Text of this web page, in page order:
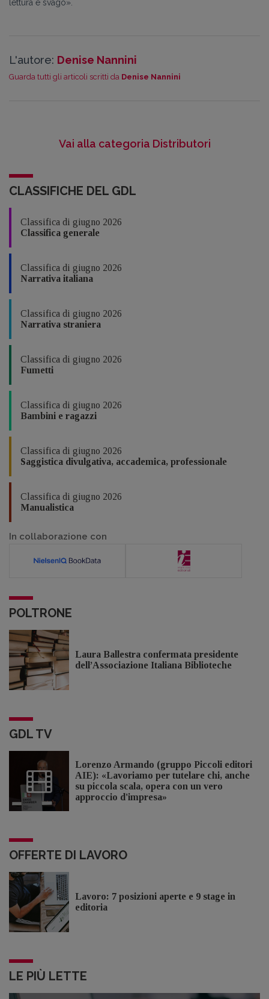
lettura e svago».
L'autore: Denise Nannini
Guarda tutti gli articoli scritti da Denise Nannini
Vai alla categoria Distributori
CLASSIFICHE DEL GDL
Classifica di giugno 2026
Classifica generale
Classifica di giugno 2026
Narrativa italiana
Classifica di giugno 2026
Narrativa straniera
Classifica di giugno 2026
Fumetti
Classifica di giugno 2026
Bambini e ragazzi
Classifica di giugno 2026
Saggistica divulgativa, accademica, professionale
Classifica di giugno 2026
Manualistica
In collaborazione con
POLTRONE
Laura Ballestra confermata presidente
dell’Associazione Italiana Biblioteche
GDL TV
Lorenzo Armando (gruppo Piccoli editori
AIE): «Lavoriamo per tutelare chi, anche
su piccola scala, opera con un vero
approccio d'impresa»
OFFERTE DI LAVORO
Lavoro: 7 posizioni aperte e 9 stage in
editoria
LE PIÙ LETTE